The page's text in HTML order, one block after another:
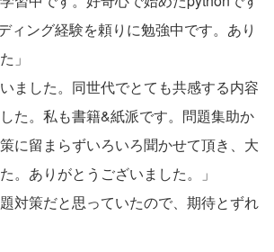
ィング経験を頼りに勉強中です。あり
」
ました。同世代でとても共感する内容
た。私も書籍&紙派です。問題集助か
に留まらずいろいろ聞かせて頂き、大
。ありがとうございました。」
対策だと思っていたので、期待とずれ